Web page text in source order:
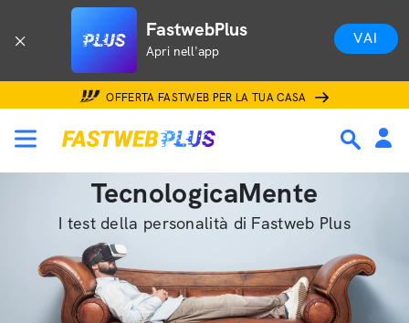
FastwebPlus
Apri nell'app
VAI
OFFERTA FASTWEB PER LA TUA CASA
TecnologicaMente
I test della personalità di Fastweb Plus